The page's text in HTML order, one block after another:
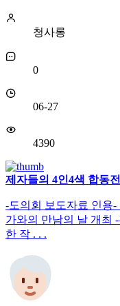
청사롱
0
06-27
4390
제자들의 4인4색 합동
-도의회 보도자료 인
가와의 만남의 날 개최
한 작 . . .